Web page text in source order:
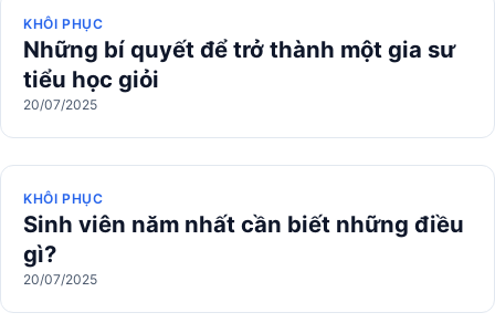
KHÔI PHỤC
Những bí quyết để trở thành một gia sư
tiểu học giỏi
20/07/2025
KHÔI PHỤC
Sinh viên năm nhất cần biết những điều
gì?
20/07/2025